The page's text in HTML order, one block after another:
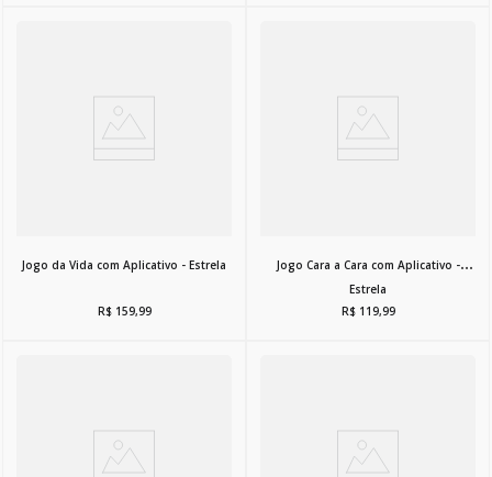
Jogo da Vida com Aplicativo - Estrela
R$ 159,99
Jogo Cara a Cara com Aplicativo -
Estrela
R$ 119,99